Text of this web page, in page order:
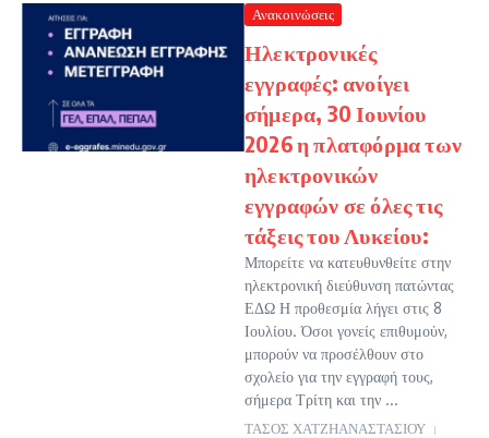
Ανακοινώσεις
Ηλεκτρονικές
εγγραφές: ανοίγει
σήμερα, 30 Ιουνίου
2026 η πλατφόρμα των
ηλεκτρονικών
εγγραφών σε όλες τις
τάξεις του Λυκείου:
Μπορείτε να κατευθυνθείτε στην
ηλεκτρονική διεύθυνση πατώντας
ΕΔΩ Η προθεσμία λήγει στις 8
Ιουλίου. Όσοι γονείς επιθυμούν,
μπορούν να προσέλθουν στο
σχολείο για την εγγραφή τους,
σήμερα Τρίτη και την ...
ΤΑΣΟΣ ΧΑΤΖΗΑΝΑΣΤΑΣΙΟΥ